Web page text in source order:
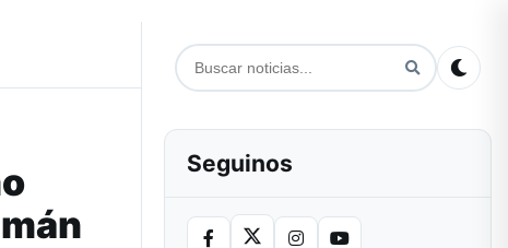
Seguinos